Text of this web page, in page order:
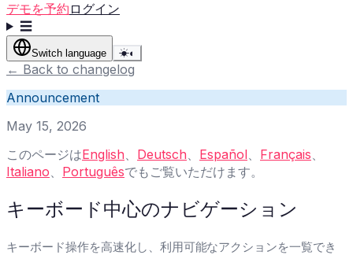
デモを予約 ログイン
☰
Switch language ☀◐
← Back to changelog
Announcement
May 15, 2026
このページはEnglish、 Deutsch、 Español、 Français、
Italiano、 Portuguêsでもご覧いただけます。
キーボード中心のナビゲーション
キーボード操作を高速化し、利用可能なアクションを一覧でき